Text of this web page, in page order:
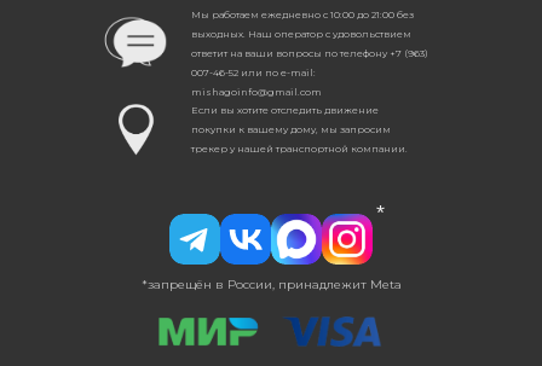
Мы работаем ежедневно с 10:00 до 21:00 без
выходных. Наш оператор с удовольствием
ответит на ваши вопросы по телефону +7 (963)
007-46-52 или по e-mail:
mishagoinfo@gmail.com
Если вы хотите отследить движение
покупки к вашему дому, мы запросим
трекер у нашей транспортной компании.
*
*запрещён в России, принадлежит Meta